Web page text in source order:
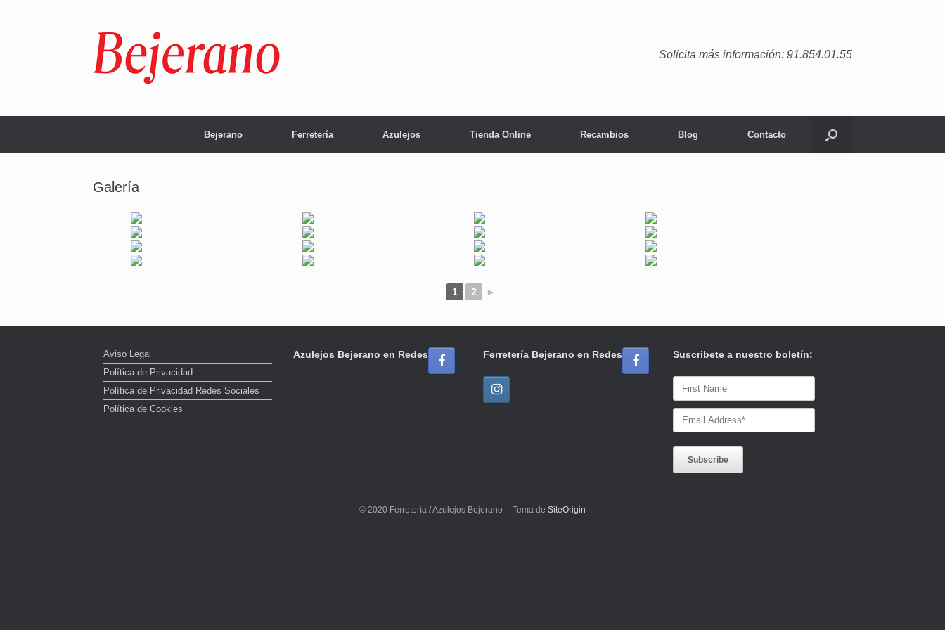
Solicita más información: 91.854.01.55
Bejerano Ferretería Azulejos Tienda Online Recambios Blog Contacto
Galería
1 2 ►
Aviso Legal
Política de Privacidad
Política de Privacidad Redes Sociales
Política de Cookies
Azulejos Bejerano en Redes Ferretería Bejerano en Redes Suscribete a nuestro boletín:
© 2020 Ferretería / Azulejos Bejerano Tema de SiteOrigin